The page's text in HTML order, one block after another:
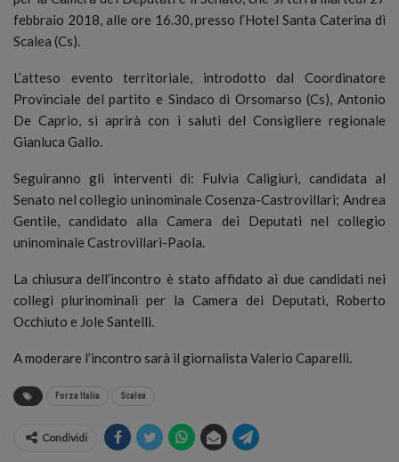
febbraio 2018, alle ore 16.30, presso l’Hotel Santa Caterina di
Scalea (Cs).
L’atteso evento territoriale, introdotto dal Coordinatore
Provinciale del partito e Sindaco di Orsomarso (Cs), Antonio
De Caprio, si aprirà con i saluti del Consigliere regionale
Gianluca Gallo.
Seguiranno gli interventi di: Fulvia Caligiuri, candidata al
Senato nel collegio uninominale Cosenza-Castrovillari; Andrea
Gentile, candidato alla Camera dei Deputati nel collegio
uninominale Castrovillari-Paola.
La chiusura dell’incontro è stato affidato ai due candidati nei
collegi plurinominali per la Camera dei Deputati, Roberto
Occhiuto e Jole Santelli.
A moderare l’incontro sarà il giornalista Valerio Caparelli.
Forza Italia Scalea
Condividi